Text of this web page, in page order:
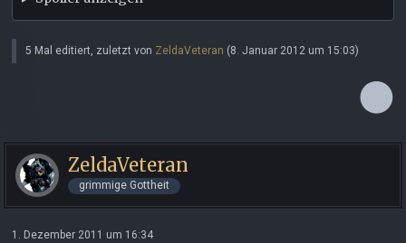
5 Mal editiert, zuletzt von ZeldaVeteran (8. Januar 2012 um 15:03)
ZeldaVeteran
grimmige Gottheit
1. Dezember 2011 um 16:34